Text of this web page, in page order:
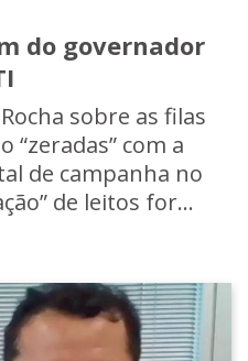
do governador
sobre as filas
“zeradas” com a
de campanha no
de leitos for...